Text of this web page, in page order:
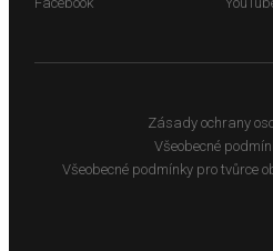
Zásady ochrany
Všeobecné
Všeobecné podmínky pro tvůrce